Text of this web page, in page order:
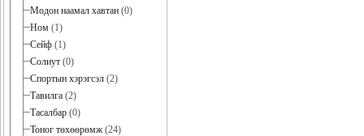
Модон наамал хавтан (0)
Ном (1)
Сейф (1)
Солиут (0)
Спортын хэрэгсэл (2)
Тавилга (2)
Тасалбар (0)
Тоног төхөөрөмж(24)